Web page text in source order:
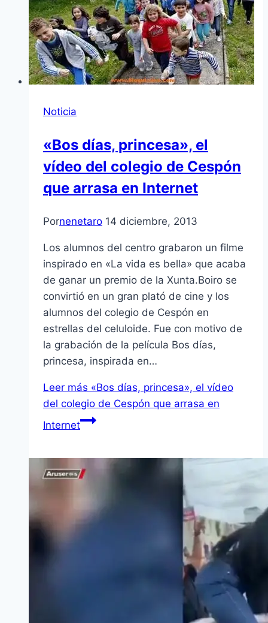
Noticia
«Bos días, princesa», el
vídeo del colegio de Cespón
que arrasa en Internet
Pornenetaro 14 diciembre, 2013
Los alumnos del centro grabaron un filme
inspirado en «La vida es bella» que acaba
de ganar un premio de la Xunta.Boiro se
convirtió en un gran plató de cine y los
alumnos del colegio de Cespón en
estrellas del celuloide. Fue con motivo de
la grabación de la película Bos días,
princesa, inspirada en…
Leer más «Bos días, princesa», el vídeo
del colegio de Cespón que arrasa en
Internet